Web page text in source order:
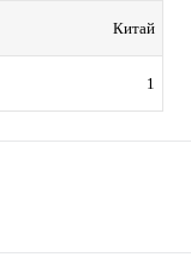
Китай
1